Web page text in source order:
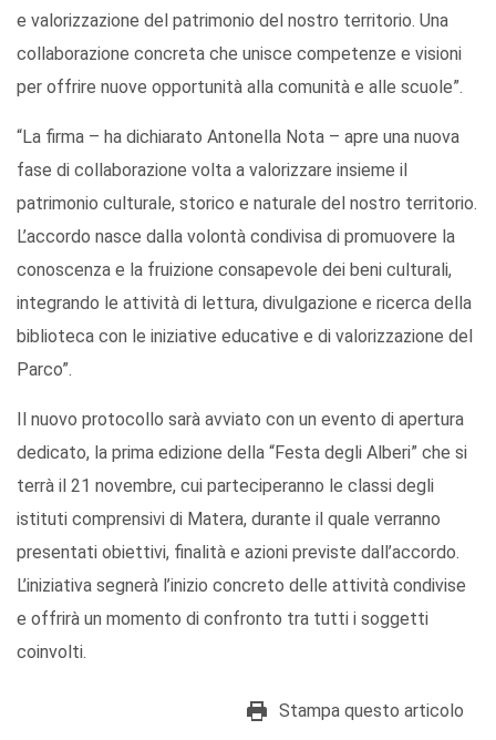
e valorizzazione del patrimonio del nostro territorio. Una
collaborazione concreta che unisce competenze e visioni
per offrire nuove opportunità alla comunità e alle scuole”.
“La firma – ha dichiarato Antonella Nota – apre una nuova
fase di collaborazione volta a valorizzare insieme il
patrimonio culturale, storico e naturale del nostro territorio.
L’accordo nasce dalla volontà condivisa di promuovere la
conoscenza e la fruizione consapevole dei beni culturali,
integrando le attività di lettura, divulgazione e ricerca della
biblioteca con le iniziative educative e di valorizzazione del
Parco”.
Il nuovo protocollo sarà avviato con un evento di apertura
dedicato, la prima edizione della “Festa degli Alberi” che si
terrà il 21 novembre, cui parteciperanno le classi degli
istituti comprensivi di Matera, durante il quale verranno
presentati obiettivi, finalità e azioni previste dall’accordo.
L’iniziativa segnerà l’inizio concreto delle attività condivise
e offrirà un momento di confronto tra tutti i soggetti
coinvolti.
Stampa questo articolo